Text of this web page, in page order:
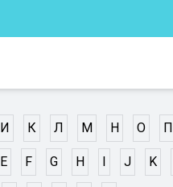
И К Л М Н О П
E F G H I J K